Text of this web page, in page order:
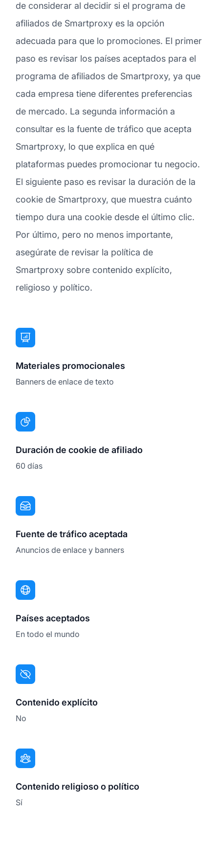
de considerar al decidir si el programa de
afiliados de Smartproxy es la opción
adecuada para que lo promociones. El primer
paso es revisar los países aceptados para el
programa de afiliados de Smartproxy, ya que
cada empresa tiene diferentes preferencias
de mercado. La segunda información a
consultar es la fuente de tráfico que acepta
Smartproxy, lo que explica en qué
plataformas puedes promocionar tu negocio.
El siguiente paso es revisar la duración de la
cookie de Smartproxy, que muestra cuánto
tiempo dura una cookie desde el último clic.
Por último, pero no menos importante,
asegúrate de revisar la política de
Smartproxy sobre contenido explícito,
religioso y político.
Materiales promocionales
Banners de enlace de texto
Duración de cookie de afiliado
60 días
Fuente de tráfico aceptada
Anuncios de enlace y banners
Países aceptados
En todo el mundo
Contenido explícito
No
Contenido religioso o político
Sí